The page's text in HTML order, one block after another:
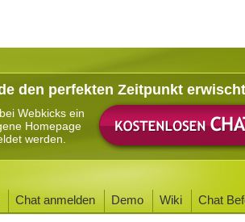
den perfekten Zeitpunkt
Webkicks ein
Homepage
werden.
Chat anmelden Demo Wiki Chat